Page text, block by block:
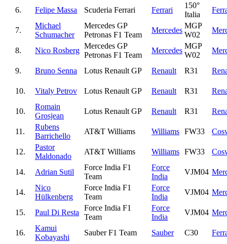
6. Felipe Massa Scuderia Ferrari Ferrari
150°
Italia
7.
Michael
Schumacher
Mercedes GP
Petronas F1 Team
Mercedes
MGP
W02
8. Nico Rosberg
Mercedes GP
Petronas F1 Team
Mercedes
MGP
W02
9. Bruno Senna Lotus Renault GP Renault R31
10. Vitaly Petrov Lotus Renault GP Renault R31
10.
Romain
Grosjean
Lotus Renault GP Renault R31
11.
Rubens
Barrichello
AT&T Williams Williams FW33
12.
Pastor
Maldonado
AT&T Williams Williams FW33
14. Adrian Sutil
Force India F1
Team
Force
India
VJM04
14.
Nico
Hülkenberg
Force India F1
Team
Force
India
VJM04
15. Paul Di Resta
Force India F1
Team
Force
India
VJM04
16.
Kamui
Kobayashi
Sauber F1 Team Sauber C30